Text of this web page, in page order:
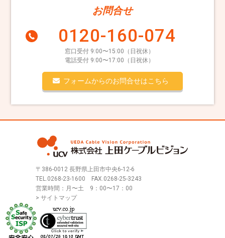
お問合せ
0120-160-074
窓口受付 9:00〜15:00（日祝休）
電話受付 9:00〜17:00（日祝休）
フォームからのお問合せはこちら
〒386-0012 長野県上田市中央6-12-6
TEL.0268-23-1600 FAX.0268-25-3243
営業時間：月〜土 9：00〜17：00
> サイトマップ